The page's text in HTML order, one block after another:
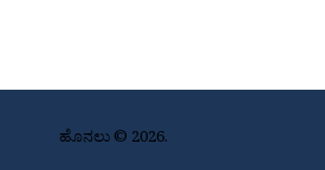
ಹೊನಲು © 2026.